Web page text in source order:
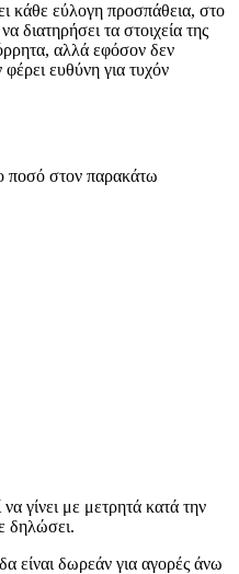
κάθε εύλογη προσπάθεια, στο
διατηρήσει τα στοιχεία της
αλλά εφόσον δεν
ευθύνη για τυχόν
ποσό στον παρακάτω
γίνει με μετρητά κατά την
δηλώσει.
είναι δωρεάν για αγορές άνω